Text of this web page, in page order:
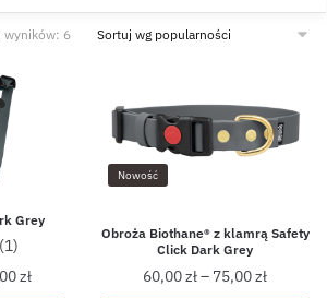
wyników: 6
Grey
zł
Nowość
Obroża Biothane® z klamrą Safety
Click Dark Grey
60,00zł– 75,00zł